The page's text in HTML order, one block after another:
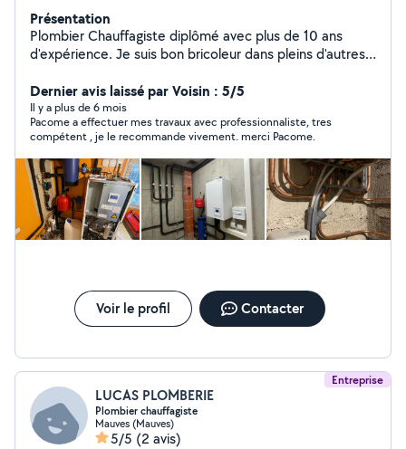
Présentation
Plombier Chauffagiste diplômé avec plus de 10 ans
d'expérience. Je suis bon bricoleur dans pleins d'autres
Dernier avis laissé par Voisin : 5/5
Il y a plus de 6 mois
Pacome a effectuer mes travaux avec professionnaliste, tres
compétent , je le recommande vivement. merci Pacome.
Voir le profil Contacter
Entreprise
LUCAS PLOMBERIE
Plombier chauffagiste
Mauves (Mauves)
5/5 (2 avis)